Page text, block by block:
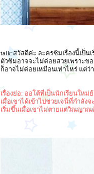
talk:สวัสดีค่ะ ละครซิมเรื่องนี้เป็น
ตัวซิมอาจจะไม่ค่อยสวยเพราะข
ก็อาจไม่ค่อยเหมือนเท่าไหร่ แต่
เรื่องย่อ: ออโต้ที่เป็นนักเรียนใหม่
เมื่อเขาได้เข้าไปช่วยเจนี่ที่กำลัง
เริ่มขึ้นเมื่อเขาไม่ตายแต่วิณญาณ